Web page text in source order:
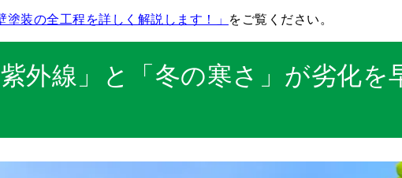
塗装の全工程を詳しく解説します！」 をご覧ください。
外線」と「冬の寒さ」が劣化を